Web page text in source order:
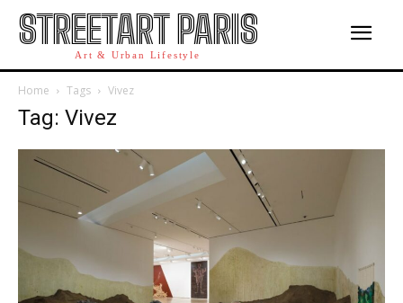
STREETART PARIS
Art & Urban Lifestyle
Home Tags Vivez
Tag: Vivez